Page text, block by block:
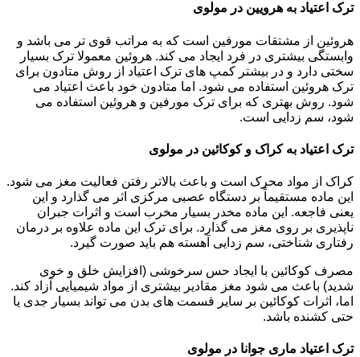
ترک اعتیاد به هرویین در مولوی
هروئین از مشتقات مورفین است که به مراتب قوی تر می باشد و
وابستگی بیشتری در فرد ایجاد می کند. هروئین معمولا ترک بسیار
سختی دارد و در بیشتر کمپ های ترک اعتیاد از روش متادون برای
ترک هروئین استفاده می شود. اما متادون خود باعث اعتیاد می
شود. روش بهتری که برای ترک مورفین و هروئین استفاده می
شود، سم زدایی است.
ترک اعتیاد به کراک و کوکائین در مولوی
کراک از مواد محرک است و باعث بالاتر رفتن فعالیت مغز می شود.
این ماده مستقیماً بر دستگاه عصبی مرکزی اثر می گذارد و این
یعنی فاجعه. این ماده مخدر بسیار مخرب است و اثرات جبران
ناپذیری بر روی مغز می گذارد. برای ترک این ماده علاوه بر درمان
رفتاری شناختی، سم زدایی آهسته هم باید صورت گیرد.
مصرف کوکائین با ایجاد حس سرخوشی (افزایش خلق و خوی
شدید) باعث می شود مغز مقادیر بیشتری از مواد شیمیایی آزاد کند.
اما، اثرات کوکائین بر سایر قسمت های بدن می تواند بسیار جدی یا
حتی کشنده باشد.
ترک اعتیاد ماری جوانا در مولوی